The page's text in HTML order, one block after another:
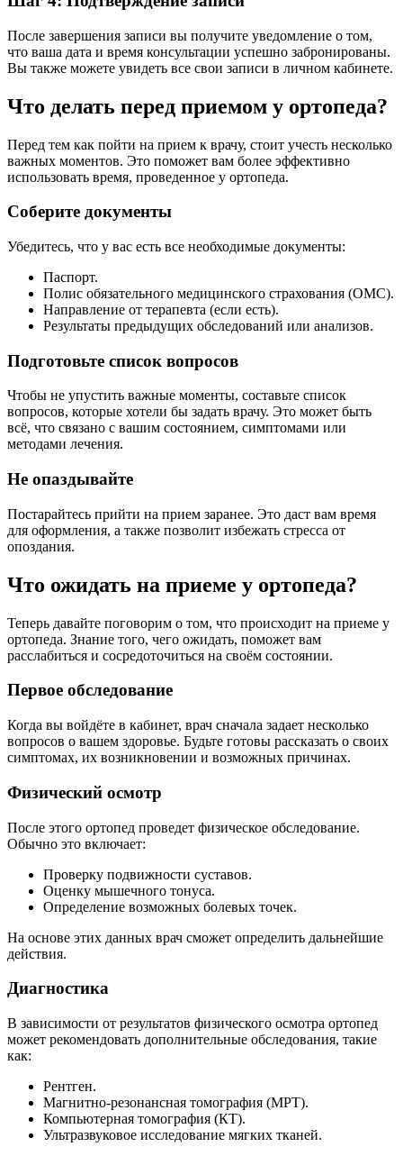
После завершения записи вы получите уведомление о том,
что ваша дата и время консультации успешно забронированы.
Вы также можете увидеть все свои записи в личном кабинете.
Что делать перед приемом у ортопеда?
Перед тем как пойти на прием к врачу, стоит учесть несколько
важных моментов. Это поможет вам более эффективно
использовать время, проведенное у ортопеда.
Соберите документы
Убедитесь, что у вас есть все необходимые документы:
Паспорт.
Полис обязательного медицинского страхования (ОМС).
Направление от терапевта (если есть).
Результаты предыдущих обследований или анализов.
Подготовьте список вопросов
Чтобы не упустить важные моменты, составьте список
вопросов, которые хотели бы задать врачу. Это может быть
всё, что связано с вашим состоянием, симптомами или
методами лечения.
Не опаздывайте
Постарайтесь прийти на прием заранее. Это даст вам время
для оформления, а также позволит избежать стресса от
опоздания.
Что ожидать на приеме у ортопеда?
Теперь давайте поговорим о том, что происходит на приеме у
ортопеда. Знание того, чего ожидать, поможет вам
расслабиться и сосредоточиться на своём состоянии.
Первое обследование
Когда вы войдёте в кабинет, врач сначала задает несколько
вопросов о вашем здоровье. Будьте готовы рассказать о своих
симптомах, их возникновении и возможных причинах.
Физический осмотр
После этого ортопед проведет физическое обследование.
Обычно это включает:
Проверку подвижности суставов.
Оценку мышечного тонуса.
Определение возможных болевых точек.
На основе этих данных врач сможет определить дальнейшие
действия.
Диагностика
В зависимости от результатов физического осмотра ортопед
может рекомендовать дополнительные обследования, такие
как:
Рентген.
Магнитно-резонансная томография (МРТ).
Компьютерная томография (КТ).
Ультразвуковое исследование мягких тканей.